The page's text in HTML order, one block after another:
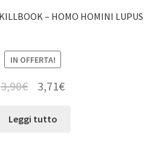
– HOMO HOMINI LUPUS
IN OFFERTA!
3,90€ 3,71€
Leggi tutto